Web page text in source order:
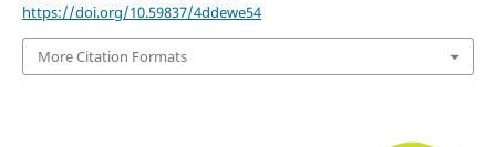
https://doi.org/10.59837/4ddewe54
More Citation Formats